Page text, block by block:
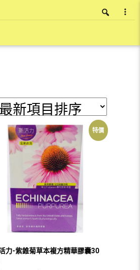
特價
力-紫錐菊草本複方精華膠囊30